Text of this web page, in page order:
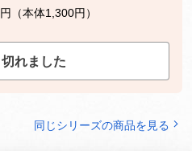
円（本体1,300円）
れました
同じシリーズの商品を見る